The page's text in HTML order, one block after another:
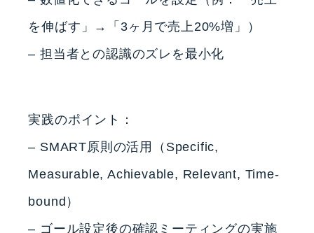
を伸ばす」→「3ヶ月で売上20%増」）
– 担当者との認識のズレを最小化
実践のポイント：
– SMART原則の活用（Specific,
Measurable, Achievable, Relevant, Time-
bound）
– ゴール設定後の確認ミーティングの実施